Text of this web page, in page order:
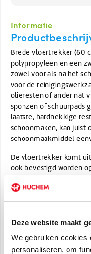
Deze website maakt
We gebruiken cookies
personaliseren, om
Informatie
Brede vloertrekker (60
polypropyleen en een
zowel voor als na het
voor de
olieresten of ander nat
sponzen of schuurpads
laatste, hardnekkige
schoonmaken, kan juist
schoonmaakmiddel
De vloertrekker komt
ook bevestigd worden
kan de trekker kleine
bereiken. De
Type: Vikan Transport